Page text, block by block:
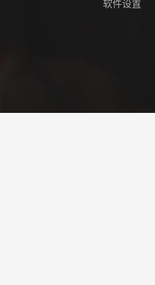
软件设置